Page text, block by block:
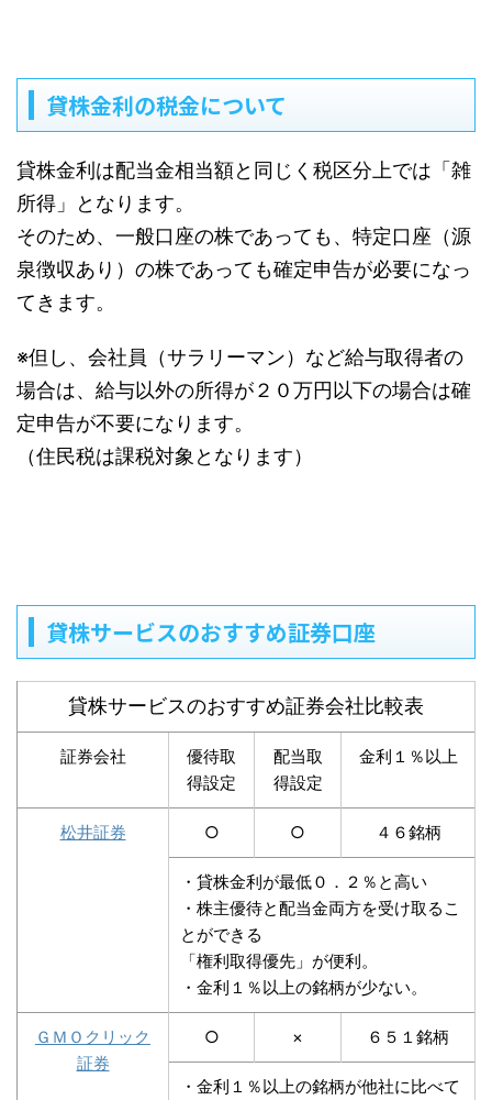
貸株金利の税金について
貸株金利は配当金相当額と同じく税区分上では「雑
所得」となります。
そのため、一般口座の株であっても、特定口座（源
泉徴収あり）の株であっても確定申告が必要になっ
てきます。
※但し、会社員（サラリーマン）など給与取得者の
場合は、給与以外の所得が２０万円以下の場合は確
定申告が不要になります。
（住民税は課税対象となります）
貸株サービスのおすすめ証券口座
貸株サービスのおすすめ証券会社比較表
証券会社
優待取
得設定
配当取
得設定
金利１％以上
松井証券 ○ ○ ４６銘柄
・貸株金利が最低０．２％と高い
・株主優待と配当金両方を受け取るこ
とができる
「権利取得優先」が便利。
・金利１％以上の銘柄が少ない。
ＧＭＯクリック
証券
○ × ６５１銘柄
・金利１％以上の銘柄が他社に比べて